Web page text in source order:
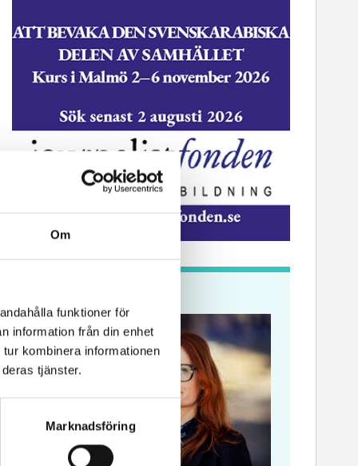
Om
funktioner för
information från din enhet
kombinera informationen
tjänster.
Marknadsföring